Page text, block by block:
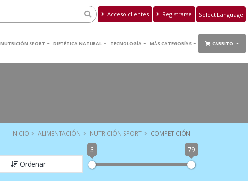
Acceso clientes Registrarse
Translate
NUTRICIÓN SPORT DIETÉTICA NATURAL TECNOLOGÍA MÁS CATEGORÍAS CARRITO
INICIO ALIMENTACIÓN NUTRICIÓN SPORT COMPETICIÓN
Ordenar
3 79